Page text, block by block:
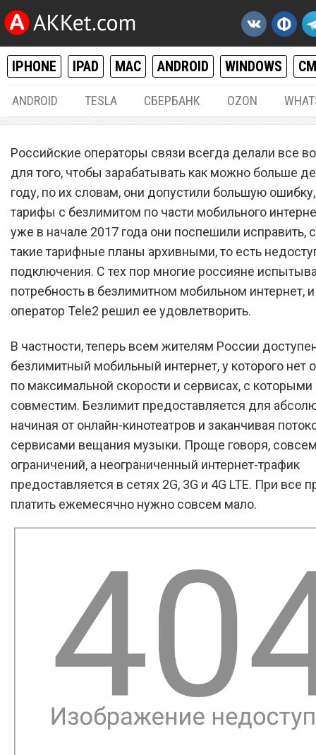
IPHONE IPAD MAC ANDROID WINDOWS
ANDROID TESLA СБЕРБАНК OZON
Сотовый оператор Tele2
запустил безлимитный
мобильный интернет,
доступный всем
Российские операторы связи всегда делали все
для того, чтобы зарабатывать как можно больше
году, по их словам, они допустили большую
тарифы с безлимитом по части мобильного
уже в начале 2017 года они поспешили исправить,
такие тарифные планы архивными, то есть
подключения. С тех пор многие россияне
потребность в безлимитном мобильном интернет,
оператор Tele2 решил ее удовлетворить.
В частности, теперь всем жителям России
безлимитный мобильный интернет, у которого нет
по максимальной скорости и сервисах, с которыми
совместим. Безлимит предоставляется для
начиная от онлайн-кинотеатров и заканчивая
сервисами вещания музыки. Проще говоря,
ограничений, а неограниченный интернет-трафик
предоставляется в сетях 2G, 3G и 4G LTE. При все
платить ежемесячно нужно совсем мало.